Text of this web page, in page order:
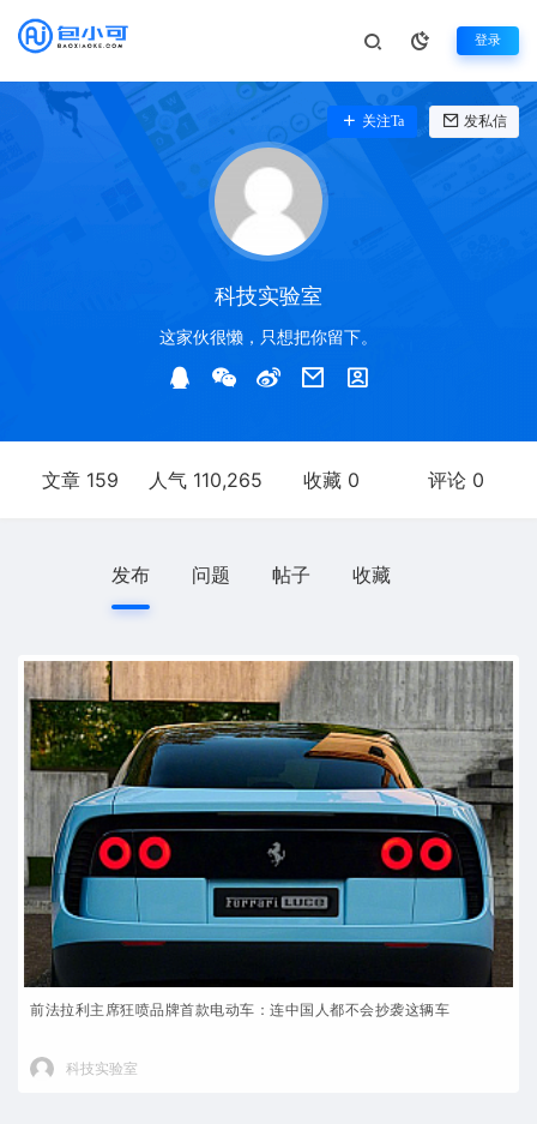
登录
关注Ta 发私信
科技实验室
这家伙很懒，只想把你留下。
文章 159 人气 110,265 收藏 0 评论 0
发布 问题 帖子 收藏
前法拉利主席狂喷品牌首款电动车：连中国人都不会抄袭这辆车
科技实验室